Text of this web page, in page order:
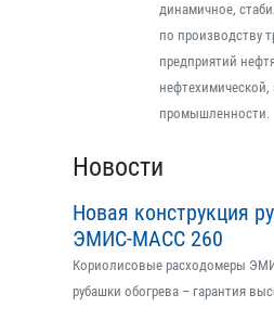
динамичное,
по производству
предприятий
нефтехимической,
промышленности.
Новости
Новая конструкция
ЭМИС-МАСС 260
Кориолисовые расходомеры
рубашки обогрева – гарантия